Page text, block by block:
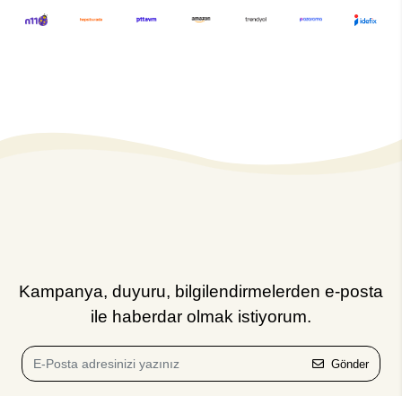
Kampanya, duyuru, bilgilendirmelerden e-posta
ile haberdar olmak istiyorum.
Gönder